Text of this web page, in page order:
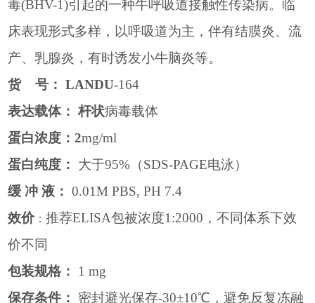
毒(BHV-1)引起的一种牛呼吸道接触性传染病。临
床表现形式多样，以呼吸道为主，伴有结膜炎、流
产、乳腺炎，有时诱发小牛脑炎等。
货
号： LANDU-164
表达载体： 杆状病毒载体
蛋白浓度：2mg/ml
蛋白纯度：
大于95% （SDS-PAGE电泳）
缓 冲 液： 0.01M PBS, PH 7.4
效价：推荐ELISA包被浓度1:2000 ，不同体系下效
价不同
包装规格：
1 mg
保存条件：
密封避光保存-30±10℃，避免反复冻融